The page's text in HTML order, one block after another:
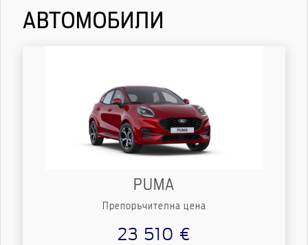
АВТОМОБИЛИ
PUMA
Препоръчителна цена
23 510 €